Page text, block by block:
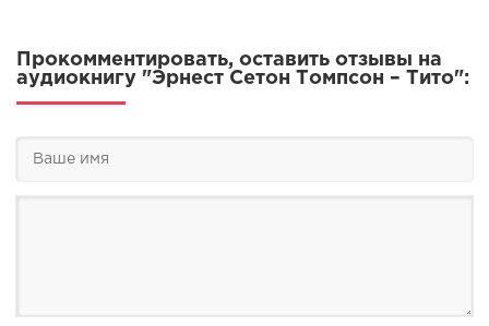
Прокомментировать, оставить отзывы на
аудиокнигу "Эрнест Сетон Томпсон – Тито":